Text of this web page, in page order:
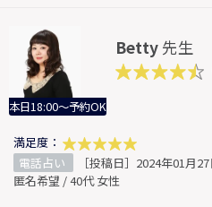
本日18:00～予約OK
Betty 先生
満足度：
電話占い
［投稿日］2024年01月
匿名希望 / 40代 女性